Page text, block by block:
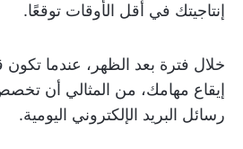
إنتاجيتك في أقل الأوقات توقعًا.
خلال فترة بعد الظهر، عندما
إيقاع مهامك، من المثالي أن
رسائل البريد الإلكتروني اليومية.